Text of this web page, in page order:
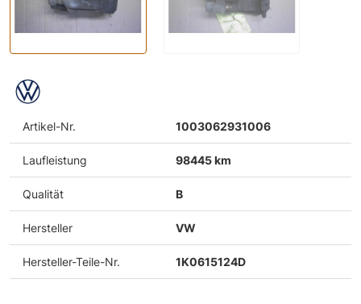
Artikel-Nr. 1003062931006
Laufleistung 98445 km
Qualität B
Hersteller VW
Hersteller-Teile-Nr. 1K0615124D